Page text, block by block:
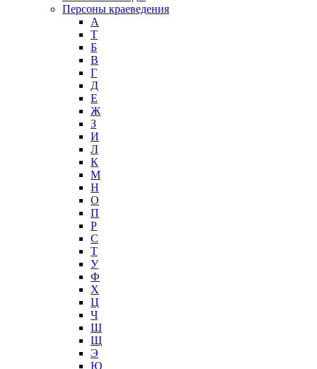
Персоны краеведения
А
T
Б
В
Г
Д
Е
Ж
З
И
Л
К
М
Н
О
П
Р
С
Т
У
Ф
Х
Ц
Ч
Ш
Щ
Э
Ю